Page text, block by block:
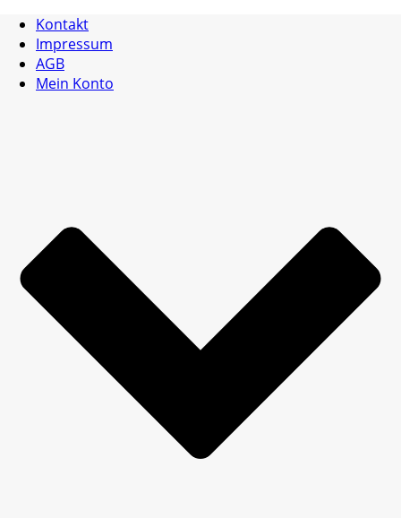
Kontakt
Impressum
AGB
Mein Konto